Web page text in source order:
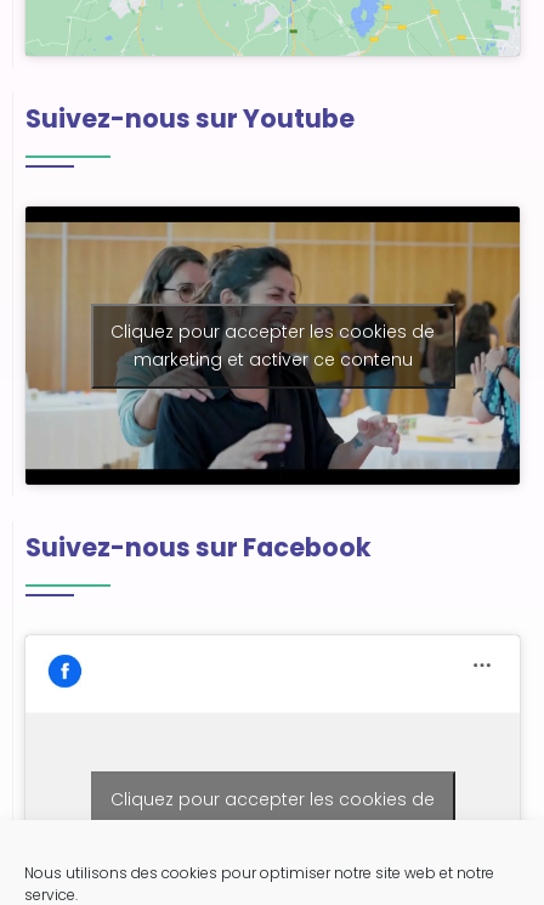
Nous utilisons des cookies pour optimiser notre site web et notre
service.
Suivez-nous sur Youtube
Cliquez pour accepter les cookies de
marketing et activer ce contenu
Suivez-nous sur Facebook
Cliquez pour accepter les cookies de
marketing et activer ce contenu